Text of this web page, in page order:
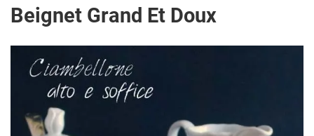
Beignet Grand Et Doux